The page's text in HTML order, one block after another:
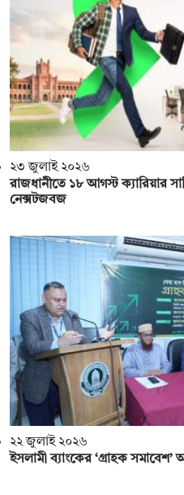
২৩ জুলাই ২০২৬
রাজধানীতে ১৮ আগস্ট ক্যারিয়ার
নেক্সটজবজ
২২ জুলাই ২০২৬
ইসলামী ব্যাংকের ‘গ্রাহক সমাবেশ’